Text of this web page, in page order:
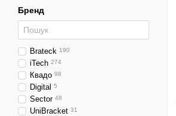
Бренд
Brateck 190
iTech 274
Квадо 98
Digital 5
Sector 48
UniBracket 31